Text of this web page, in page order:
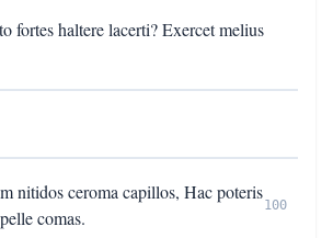
fortes haltere lacerti? Exercet melius
nitidos ceroma capillos, Hac poteris
comas.
100